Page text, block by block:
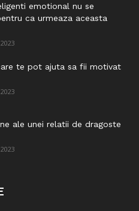
emotional nu se
ca urmeaza aceasta
te pot ajuta sa fii motivat
ale unei relatii de dragoste